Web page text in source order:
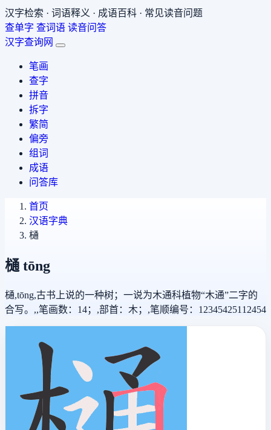
汉字检索 · 词语释义 · 成语百科 · 常见读音问题
查单字 查词语 读音问答
汉字查询网
笔画
查字
拼音
拆字
繁简
偏旁
组词
成语
问答库
首页
汉语字典
樋
樋 tōng
樋,tōng,古书上说的一种树；一说为木通科植物“木通”二字的
合写。,,笔画数：14；,部首：木；,笔顺编号：12345425112454